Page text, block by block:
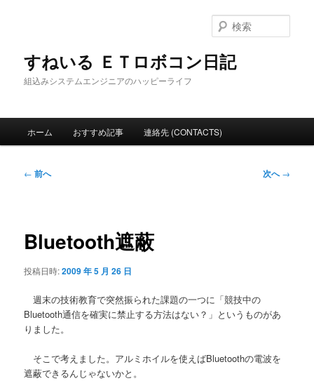
すねいる ＥＴロボコン日記
組込みシステムエンジニアのハッピーライフ
索
ホーム おすすめ記事 連絡先 (CONTACTS)
投
ー
ョ
← 前へ 次へ→
Bluetooth遮蔽
投稿日時:2009 年 5 月 26 日
週末の技術教育で突然振られた課題の一つに「競技中の
Bluetooth通信を確実に禁止する方法はない？」というものがあ
りました。
そこで考えました。アルミホイルを使えばBluetoothの電波を
遮蔽できるんじゃないかと。